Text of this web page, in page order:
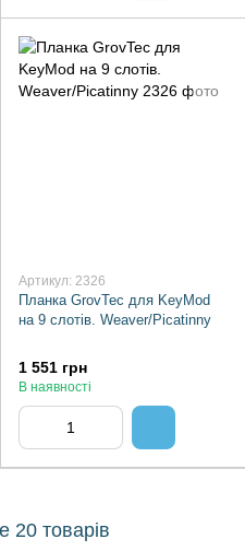
Артикул: 2326
Планка GrovTec для KeyMod
на 9 слотів. Weaver/Picatinny
1 551 грн
В наявності
20 товарів